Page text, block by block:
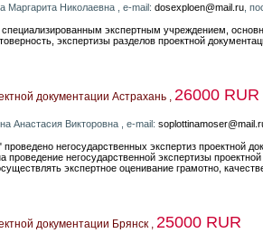
Маргарита Николаевна , e-mail: dosexploen@mail.ru ,
экспертным учреждением,
экспертизы разделов проектной
документации Астрахань , 26000 RUR
Анастасия Викторовна , e-mail:
негосударственных экспертиз проектной
проведение негосударственной экспертизы
экспертное оценивание грамотно,
документации Брянск , 25000 RUR